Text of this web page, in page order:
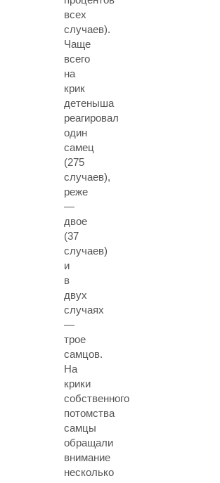
всех
случаев).
Чаще
всего
на
крик
детеныша
реагировал
один
самец
(275
случаев),
реже
—
двое
(37
случаев)
и
в
двух
случаях
—
трое
самцов.
На
крики
собственного
потомства
самцы
обращали
внимание
несколько